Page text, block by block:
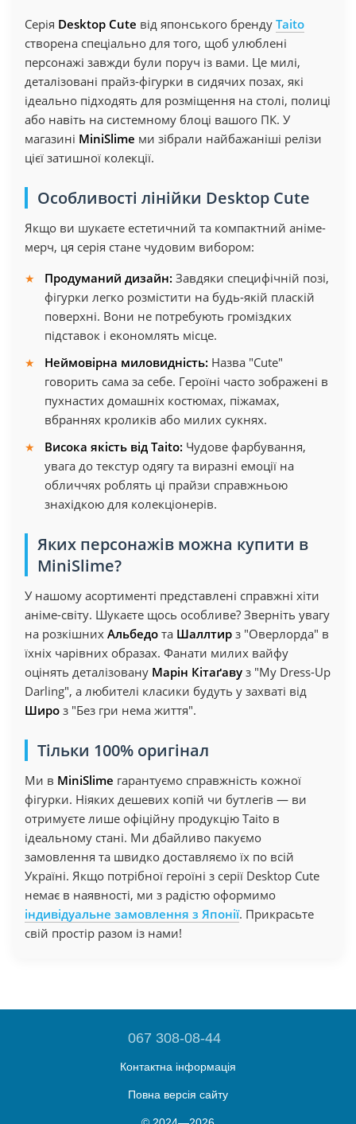
Серія Desktop Cute від японського бренду Taito
створена спеціально для того, щоб улюблені
персонажі завжди були поруч із вами. Це милі,
деталізовані прайз-фігурки в сидячих позах, які
ідеально підходять для розміщення на столі, полиці
або навіть на системному блоці вашого ПК. У
магазині MiniSlime ми зібрали найбажаніші релізи
цієї затишної колекції.
Особливості лінійки Desktop Cute
Якщо ви шукаєте естетичний та компактний аніме-
мерч, ця серія стане чудовим вибором:
Продуманий дизайн: Завдяки специфічній позі,
фігурки легко розмістити на будь-якій пласкій
поверхні. Вони не потребують громіздких
підставок і економлять місце.
Неймовірна миловидність: Назва "Cute"
говорить сама за себе. Героїні часто зображені в
пухнастих домашніх костюмах, піжамах,
вбраннях кроликів або милих сукнях.
Висока якість від Taito: Чудове фарбування,
увага до текстур одягу та виразні емоції на
обличчях роблять ці прайзи справжньою
знахідкою для колекціонерів.
Яких персонажів можна купити в
MiniSlime?
У нашому асортименті представлені справжні хіти
аніме-світу. Шукаєте щось особливе? Зверніть увагу
на розкішних Альбедо та Шаллтир з "Оверлорда" в
їхніх чарівних образах. Фанати милих вайфу
оцінять деталізовану Марін Кітаґаву з "My Dress-Up
Darling", а любителі класики будуть у захваті від
Широ з "Без гри нема життя".
Тільки 100% оригінал
Ми в MiniSlime гарантуємо справжність кожної
фігурки. Ніяких дешевих копій чи бутлегів — ви
отримуєте лише офіційну продукцію Taito в
ідеальному стані. Ми дбайливо пакуємо
замовлення та швидко доставляємо їх по всій
Україні. Якщо потрібної героїні з серії Desktop Cute
немає в наявності, ми з радістю оформимо
індивідуальне замовлення з Японії. Прикрасьте
свій простір разом із нами!
067 308-08-44
Контактна інформація
Повна версія сайту